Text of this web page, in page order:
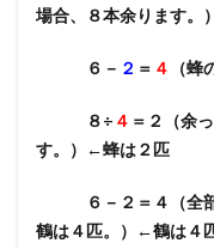
場合、８本余ります。）
６－ ２ ＝ ４ （
８÷ ４ ＝２（余
す。）←蜂は２匹
６－２＝４（全部
鶴は４匹。）←鶴は４